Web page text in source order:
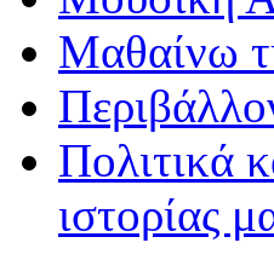
Μαθαίνω
Πολιτικά
ιστορίας